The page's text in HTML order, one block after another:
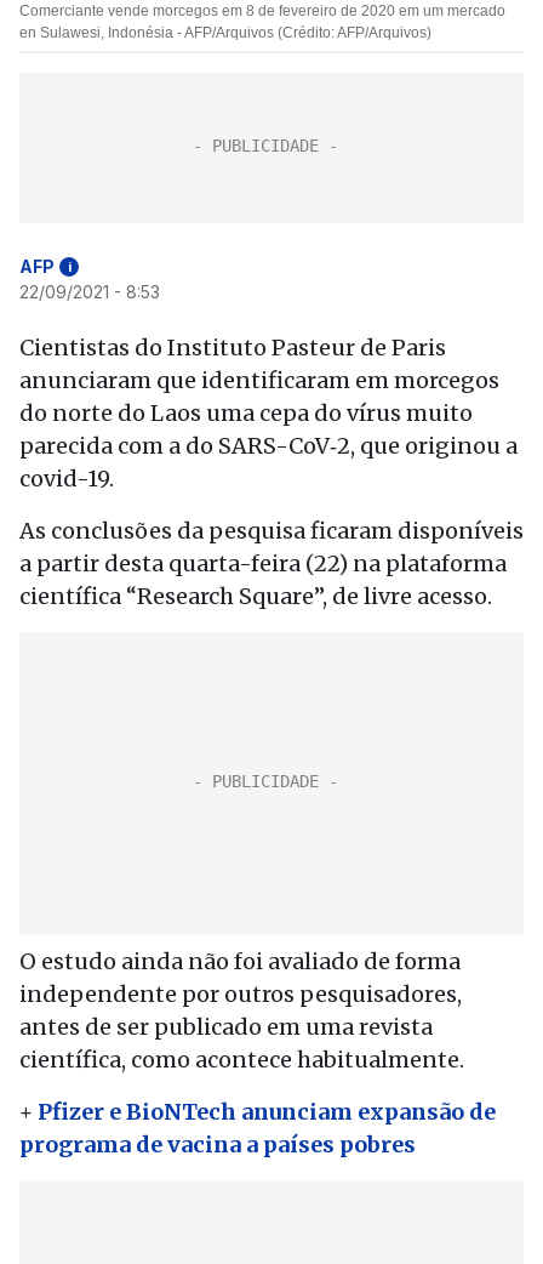
Comerciante vende morcegos em 8 de fevereiro de 2020 em um mercado
en Sulawesi, Indonésia - AFP/Arquivos (Crédito: AFP/Arquivos)
AFP i
22/09/2021 - 8:53
Cientistas do Instituto Pasteur de Paris
anunciaram que identificaram em morcegos
do norte do Laos uma cepa do vírus muito
parecida com a do SARS-CoV‑2, que originou a
covid-19.
As conclusões da pesquisa ficaram disponíveis
a partir desta quarta-feira (22) na plataforma
científica “Research Square”, de livre acesso.
O estudo ainda não foi avaliado de forma
independente por outros pesquisadores,
antes de ser publicado em uma revista
científica, como acontece habitualmente.
+ Pfizer e BioNTech anunciam expansão de
programa de vacina a países pobres